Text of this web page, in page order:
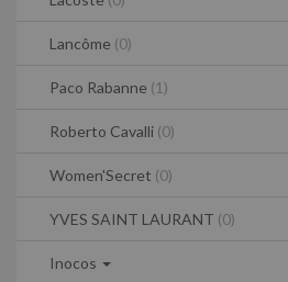
Lancôme (0)
Paco Rabanne (1)
Roberto Cavalli (0)
Women'Secret (0)
YVES SAINT LAURANT (0)
Inocos